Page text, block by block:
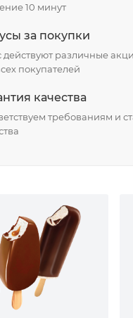
10 минут
за покупки
действуют различные
покупателей
качества
требованиям и